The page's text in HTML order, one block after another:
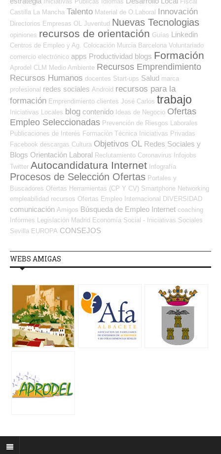
Castilla La Mancha Talento Material de O.Laboral Innovación
Directorios Empresas OL Juventud Nuevas Tecnologias
opiniones recursos de orientación Guías Linkedin
Centros de Empleo y Ag. Colocación Murcia Barcelona Voluntariado
comercio electrónico apps Productividad blogs Formación
Aprodel CLM Medio Ambiente Recursos Emprendimiento
Recursos Humanos docentes Start-ups Salud marca
profesional redes sociales Android recursos para la
formación Emprendimiento clientes José Carlos trabajo
Iniciativas Locales blog contenido Ideas de Negocio Ofertas
Empleo Seleccionadas Prevención de Riesgos Laborales
Publicaciones de Interés Formación Técnica Iniciativas Privadas
Facebook descargas Cultura Objetivos OL Redes Sociales y
Blogs Orientación Laboral Reclutamiento Coronavirus Infojobs
Twitter Autocandidatura Internet Infografía
Procesos de Selección Ofertas Portales y
Buscadores Ofertas Herramientas (CP Y CV) Smartphone Networking
empleabilidad recursos Ofertas Empleo Internacional DIVERSIDAD
comunicación Amigos Búsqueda de Empleo Internet coaching
Informes Legislación Madrid Economía Social - Iniciativas Sociales
Sevilla EUROPA CONSEJOS
WEBS AMIGAS